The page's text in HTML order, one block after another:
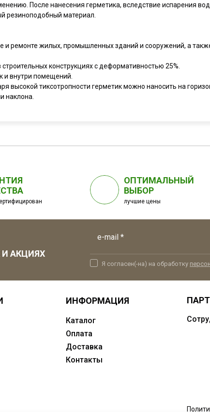
После нанесения герметика, вследствие испарения
резиноподобный материал.
и ремонте жилых, промышленных зданий и сооружений, а
конструкциях с деформативностью 25%.
и внутри помещений.
высокой тиксотропности герметик можно наносить на
наклона.
ОПТИМАЛЬНЫЙ
ВЫБОР
лучшие цены
АКЦИЯХ
e-mail *
Я согласен(-на) на обработку
ИНФОРМАЦИЯ
Каталог
Оплата
Доставка
Контакты